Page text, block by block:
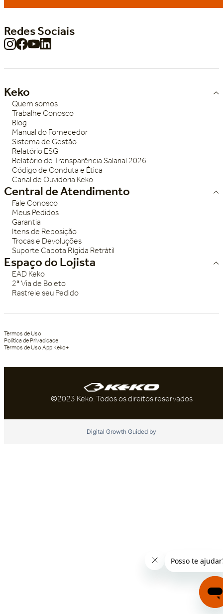
Redes Sociais
Keko
Quem somos
Trabalhe Conosco
Blog
Manual do Fornecedor
Sistema de Gestão
Relatório ESG
Relatório de Transparência Salarial 2026
Código de Conduta e Ética
Canal de Ouvidoria Keko
Central de Atendimento
Fale Conosco
Meus Pedidos
Garantia
Itens de Reposição
Trocas e Devoluções
Suporte Capota Rígida Retrátil
Espaço do Lojista
EAD Keko
2ª Via de Boleto
Rastreie seu Pedido
Termos de Uso
Política de Privacidade
Termos de Uso App Keko+
©2023 Keko. Todos os direitos reservados
Digital Growth Guided by